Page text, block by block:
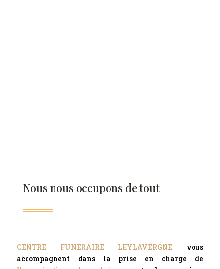
Nous nous occupons de tout
CENTRE FUNERAIRE LEYLAVERGNE vous
accompagnent dans la prise en charge de